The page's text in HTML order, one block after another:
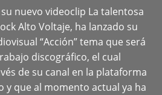
nuevo videoclip La talentosa
Alto Voltaje, ha lanzado su
“Acción” tema que será
discográfico, el cual
de su canal en la plataforma
y que al momento actual ya ha
+